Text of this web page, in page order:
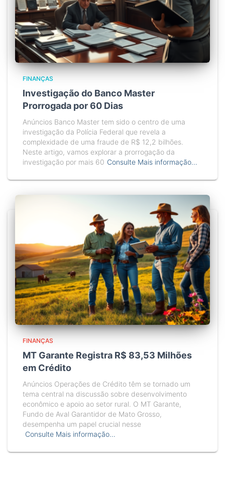
FINANÇAS
Investigação do Banco Master
Prorrogada por 60 Dias
Anúncios Banco Master tem sido o centro de uma
investigação da Polícia Federal que revela a
complexidade de uma fraude de R$ 12,2 bilhões.
Neste artigo, vamos explorar a prorrogação da
investigação por mais 60 Consulte Mais informação…
FINANÇAS
MT Garante Registra R$ 83,53 Milhões
em Crédito
Anúncios Operações de Crédito têm se tornado um
tema central na discussão sobre desenvolvimento
econômico e apoio ao setor rural. O MT Garante,
Fundo de Aval Garantidor de Mato Grosso,
desempenha um papel crucial nesse
Consulte Mais informação…